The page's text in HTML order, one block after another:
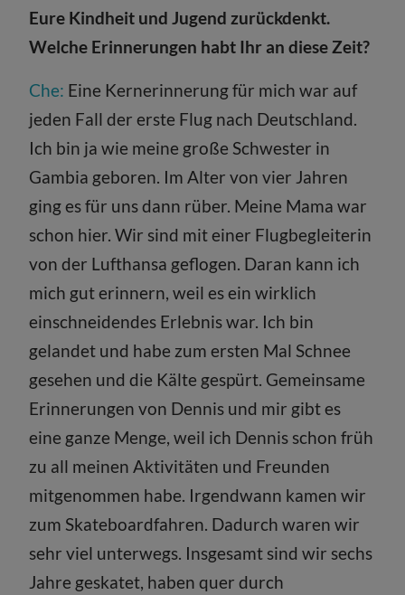
Eure Kindheit und Jugend zurückdenkt.
Welche Erinnerungen habt Ihr an diese Zeit?
Che: Eine Kernerinnerung für mich war auf
jeden Fall der erste Flug nach Deutschland.
Ich bin ja wie meine große Schwester in
Gambia geboren. Im Alter von vier Jahren
ging es für uns dann rüber. Meine Mama war
schon hier. Wir sind mit einer Flugbegleiterin
von der Lufthansa geflogen. Daran kann ich
mich gut erinnern, weil es ein wirklich
einschneidendes Erlebnis war. Ich bin
gelandet und habe zum ersten Mal Schnee
gesehen und die Kälte gespürt. Gemeinsame
Erinnerungen von Dennis und mir gibt es
eine ganze Menge, weil ich Dennis schon früh
zu all meinen Aktivitäten und Freunden
mitgenommen habe. Irgendwann kamen wir
zum Skateboardfahren. Dadurch waren wir
sehr viel unterwegs. Insgesamt sind wir sechs
Jahre geskatet, haben quer durch